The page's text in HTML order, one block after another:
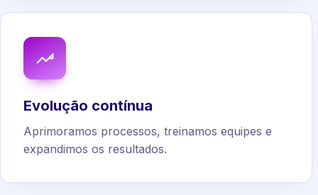
Evolução contínua
Aprimoramos processos, treinamos equipes e
expandimos os resultados.